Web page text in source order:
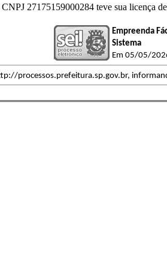
27175159000284 teve sua licença
Empreenda
Sistema
Em 05/05/
processos.prefeitura.sp.gov.br,